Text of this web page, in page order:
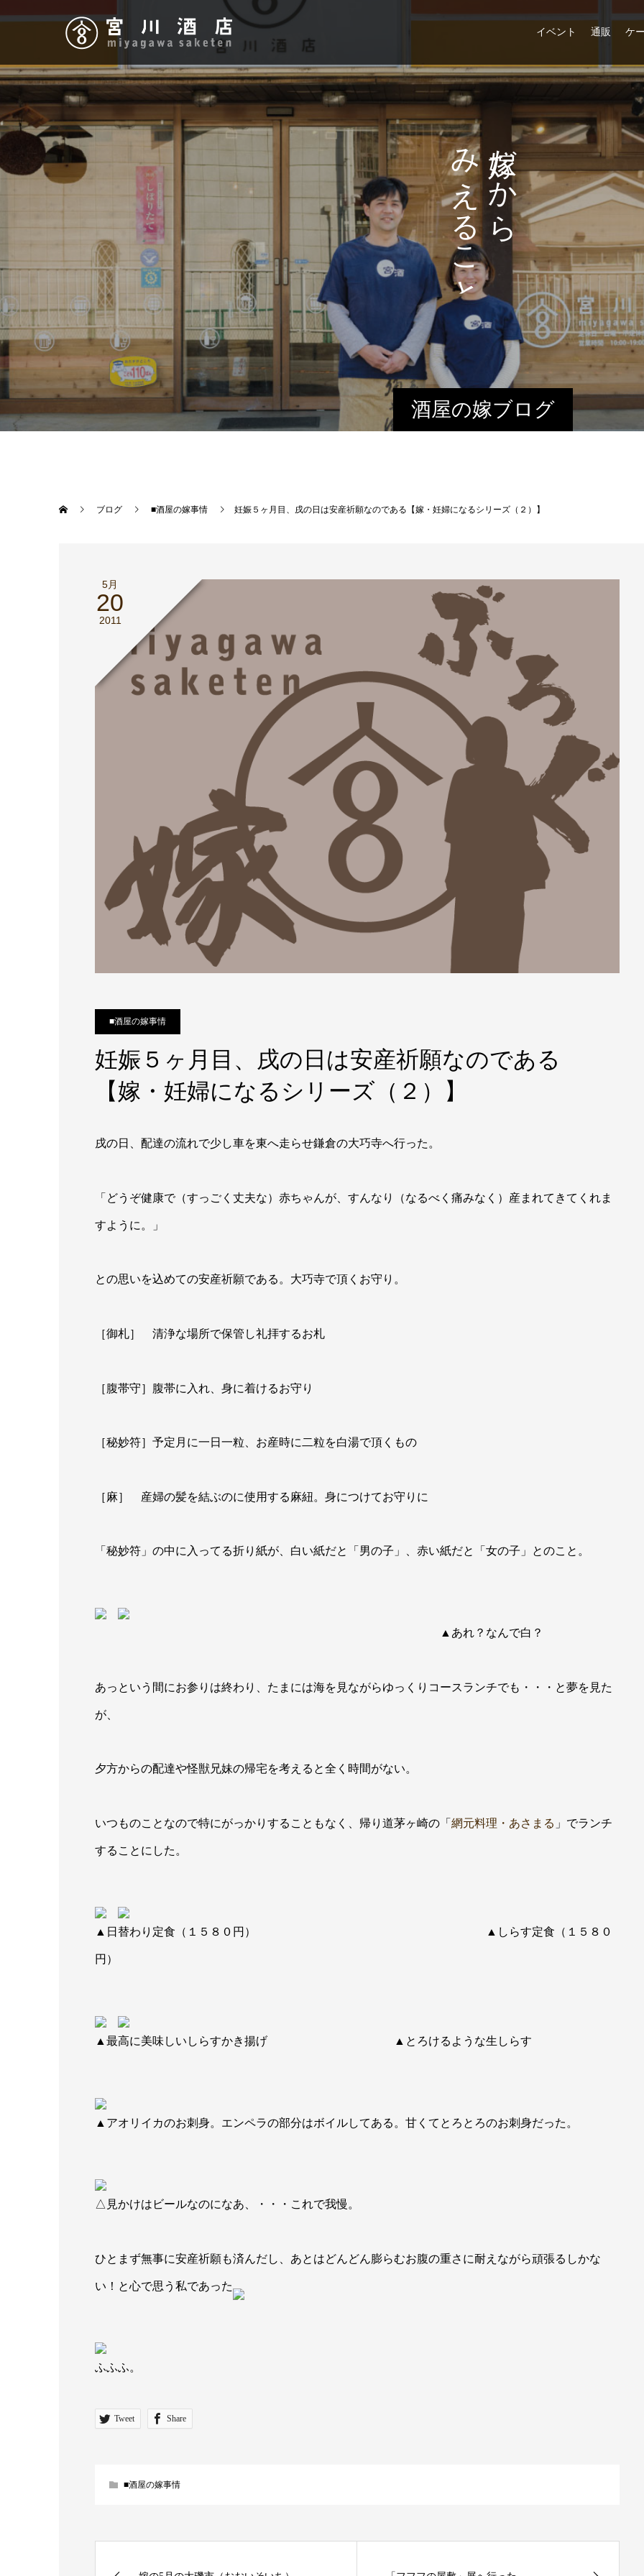
イベント 通販 ケ
酒屋の嫁ブログ
だ
か
ら
み
え
る
こ
と
ブログ ■酒屋の嫁事情 妊娠５ヶ月目、戌の日は安産祈願なのである【嫁・妊婦になるシリーズ（２）】
5月
20
2011
■酒屋の嫁事情
妊娠５ヶ月目、戌の日は安産祈願なのである
【嫁・妊婦になるシリーズ（２）】
戌の日、配達の流れで少し車を東へ走らせ鎌倉の大巧寺へ行った。
「どうぞ健康で（すっごく丈夫な）赤ちゃんが、すんなり（なるべく痛みなく）産まれてきてくれま
すように。」
との思いを込めての安産祈願である。大巧寺で頂くお守り。
［御札］ 清浄な場所で保管し礼拝するお札
［腹帯守］腹帯に入れ、身に着けるお守り
［秘妙符］予定月に一日一粒、お産時に二粒を白湯で頂くもの
［麻］ 産婦の髪を結ぶのに使用する麻紐。身につけてお守りに
「秘妙符」の中に入ってる折り紙が、白い紙だと「男の子」、赤い紙だと「女の子」とのこと。
▲あれ？なんで白？
あっという間にお参りは終わり、たまには海を見ながらゆっくりコースランチでも・・・と夢を見た
が、
夕方からの配達や怪獣兄妹の帰宅を考えると全く時間がない。
いつものことなので特にがっかりすることもなく、帰り道茅ヶ崎の「 網元料理・あさまる 」でランチ
することにした。
▲日替わり定食（１５８０円） ▲しらす定食（１５８０
円）
▲最高に美味しいしらすかき揚げ ▲とろけるような生しらす
▲アオリイカのお刺身。エンペラの部分はボイルしてある。甘くてとろとろのお刺身だった。
△見かけはビールなのになあ、・・・これで我慢。
ひとまず無事に安産祈願も済んだし、あとはどんどん膨らむお腹の重さに耐えながら頑張るしかな
い！と心で思う私であった
ふふふ。
Tweet Share
■酒屋の嫁事情